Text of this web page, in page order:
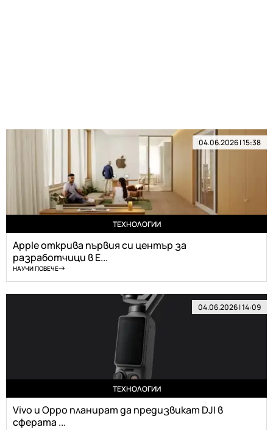
04.06.2026 | 15:38
ТЕХНОЛОГИИ
Apple открива първия си център за
разработчици в Е...
НАУЧИ ПОВЕЧЕ
04.06.2026 | 14:09
ТЕХНОЛОГИИ
Vivo и Oppo планират да предизвикат DJI в
сферата ...